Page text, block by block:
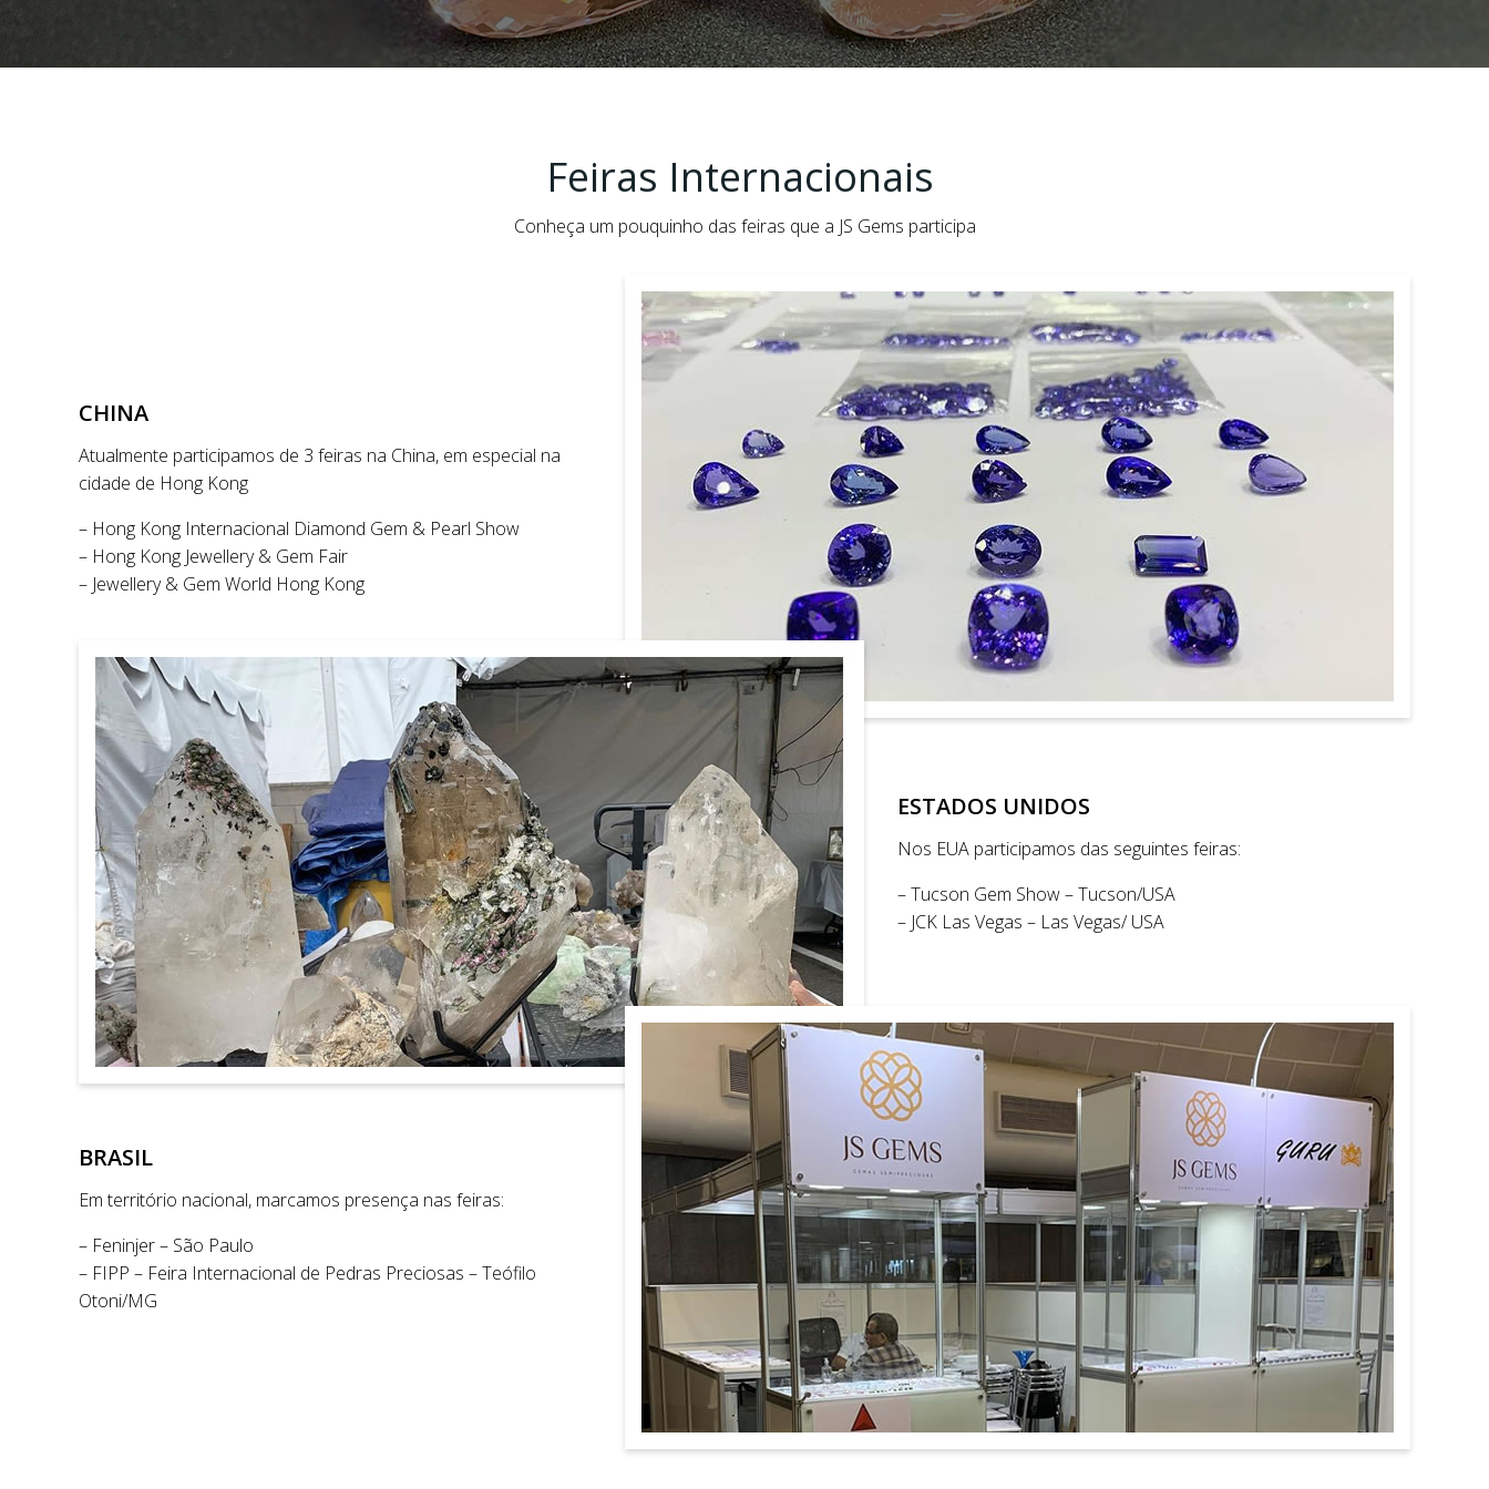
Feiras Internacionais
Conheça um pouquinho das feiras que a JS Gems participa
CHINA
Atualmente participamos de 3 feiras na China, em especial na
cidade de Hong Kong
– Hong Kong Internacional Diamond Gem & Pearl Show
– Hong Kong Jewellery & Gem Fair
– Jewellery & Gem World Hong Kong
ESTADOS UNIDOS
Nos EUA participamos das seguintes feiras:
– Tucson Gem Show – Tucson/USA
– JCK Las Vegas – Las Vegas/ USA
BRASIL
Em território nacional, marcamos presença nas feiras:
– Feninjer – São Paulo
– FIPP – Feira Internacional de Pedras Preciosas – Teófilo
Otoni/MG